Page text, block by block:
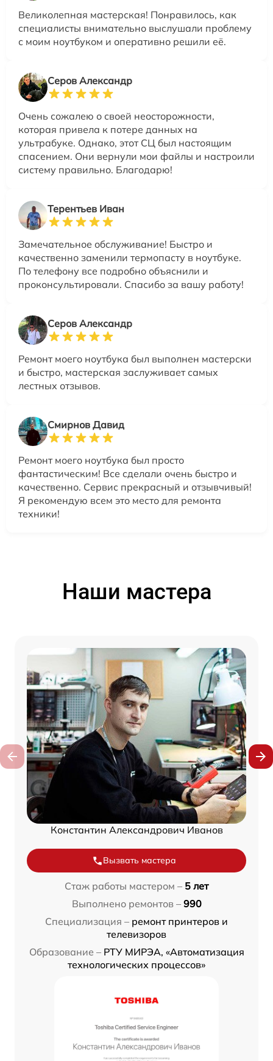
Великолепная мастерская! Понравилось, как
специалисты внимательно выслушали проблему
с моим ноутбуком и оперативно решили её.
Серов Александр
Очень сожалею о своей неосторожности,
которая привела к потере данных на
ультрабуке. Однако, этот СЦ был настоящим
спасением. Они вернули мои файлы и настроили
систему правильно. Благодарю!
Терентьев Иван
Замечательное обслуживание! Быстро и
качественно заменили термопасту в ноутбуке.
По телефону все подробно объяснили и
проконсультировали. Спасибо за вашу работу!
Серов Александр
Ремонт моего ноутбука был выполнен мастерски
и быстро, мастерская заслуживает самых
лестных отзывов.
Смирнов Давид
Ремонт моего ноутбука был просто
фантастическим! Все сделали очень быстро и
качественно. Сервис прекрасный и отзывчивый!
Я рекомендую всем это место для ремонта
техники!
Наши мастера
Константин Александрович Иванов
Вызвать мастера
Стаж работы мастером – 5 лет
Выполнено ремонтов – 990
Специализация – ремонт принтеров и
телевизоров
Образование – РТУ МИРЭА, «Автоматизация
технологических процессов»